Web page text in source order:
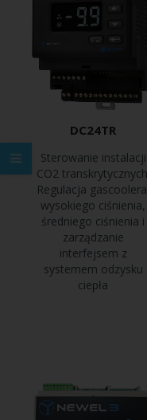
DC24TR
Sterowanie instalacji
CO2
Regulacja
wysokiego ciśnienia,
średniego ciśnienia i
zarządzanie
interfejsem z
systemem odzysku
ciepła